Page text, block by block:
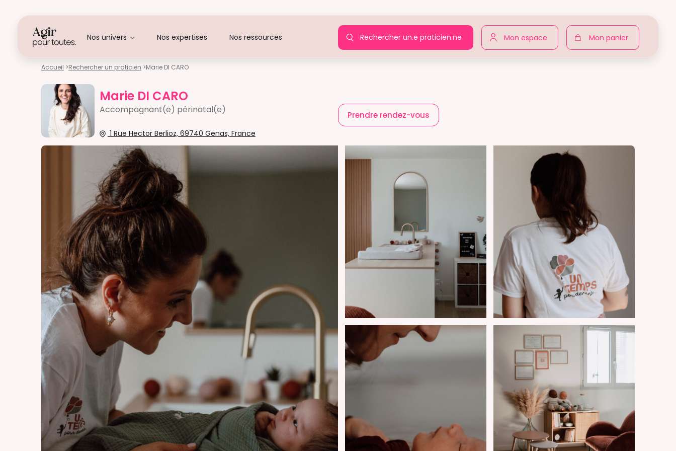
Nos univers Nos expertises Nos ressources Rechercher un.e praticien.ne Mon espace Mon panier
Accueil >Rechercher un praticien >Marie DI CARO
Marie DI CARO
Accompagnant(e) périnatal(e)
1 Rue Hector Berlioz, 69740 Genas, France
Prendre rendez-vous